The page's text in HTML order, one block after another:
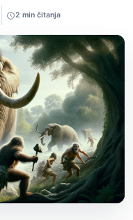
2 min čitanja